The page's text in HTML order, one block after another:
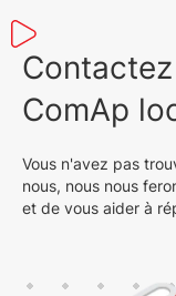
ComAp
Vous n'avez pas
nous, nous nous
et de vous aider à